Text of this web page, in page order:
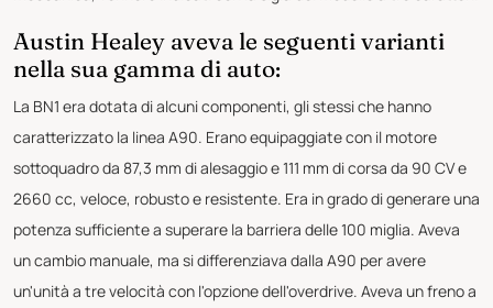
Austin Healey aveva le seguenti varianti
nella sua gamma di auto:
La BN1 era dotata di alcuni componenti, gli stessi che hanno
caratterizzato la linea A90. Erano equipaggiate con il motore
sottoquadro da 87,3 mm di alesaggio e 111 mm di corsa da 90 CV e
2660 cc, veloce, robusto e resistente. Era in grado di generare una
potenza sufficiente a superare la barriera delle 100 miglia. Aveva
un cambio manuale, ma si differenziava dalla A90 per avere
un'unità a tre velocità con l'opzione dell'overdrive. Aveva un freno a